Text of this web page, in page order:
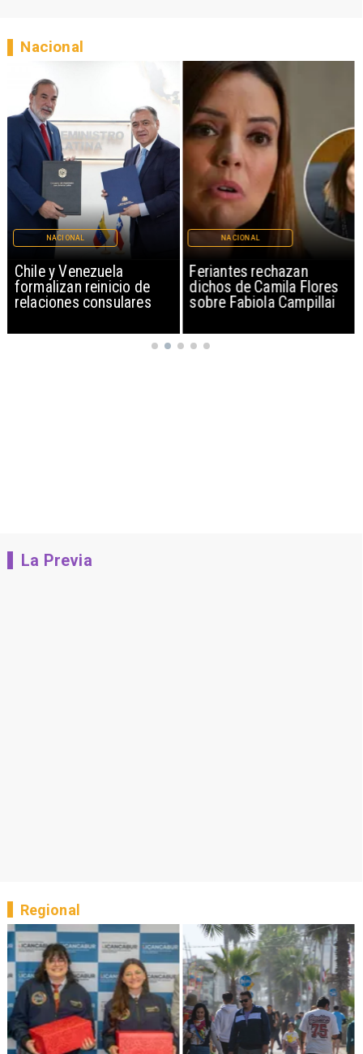
Chile y Venezuela
formalizan reinicio de
relaciones consulares
NACIONAL
Feriantes rechazan
dichos de Camila Flores
sobre Fabiola Campillai
NACIONAL
Nacional
La Previa
Regional